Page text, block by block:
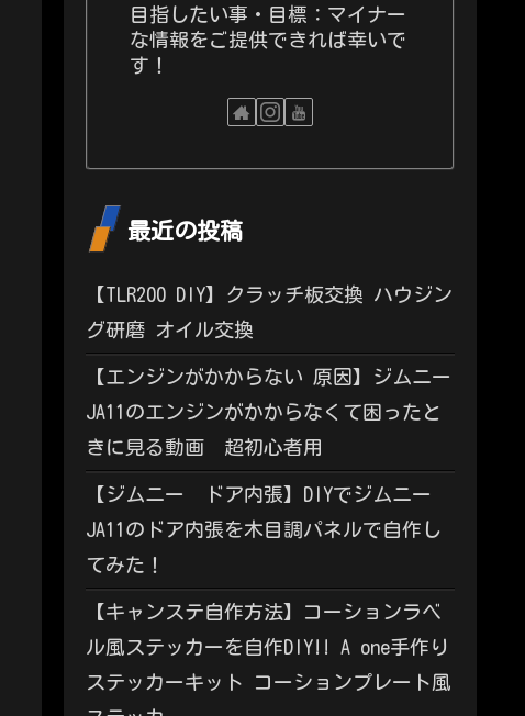
目指したい事・目標：マイナー
な情報をご提供できれば幸いで
す！
最近の投稿
【TLR200 DIY】クラッチ板交換 ハウジン
グ研磨 オイル交換
【エンジンがかからない 原因】ジムニー
JA11のエンジンがかからなくて困ったと
きに見る動画 超初心者用
【ジムニー ドア内張】DIYでジムニー
JA11のドア内張を木目調パネルで自作し
てみた！
【キャンステ自作方法】コーションラベ
ル風ステッカーを自作DIY!! A one手作り
ステッカーキット コーションプレート風